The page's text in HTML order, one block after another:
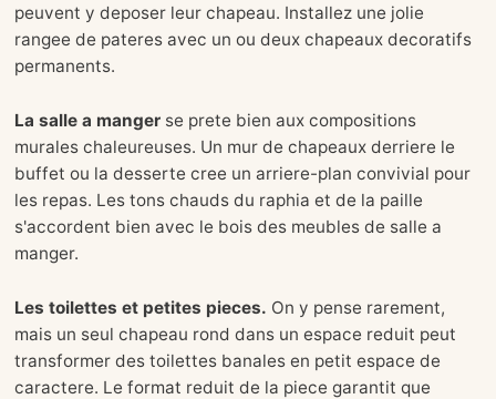
peuvent y deposer leur chapeau. Installez une jolie
rangee de pateres avec un ou deux chapeaux decoratifs
permanents.
La salle a manger se prete bien aux compositions
murales chaleureuses. Un mur de chapeaux derriere le
buffet ou la desserte cree un arriere-plan convivial pour
les repas. Les tons chauds du raphia et de la paille
s'accordent bien avec le bois des meubles de salle a
manger.
Les toilettes et petites pieces. On y pense rarement,
mais un seul chapeau rond dans un espace reduit peut
transformer des toilettes banales en petit espace de
caractere. Le format reduit de la piece garantit que